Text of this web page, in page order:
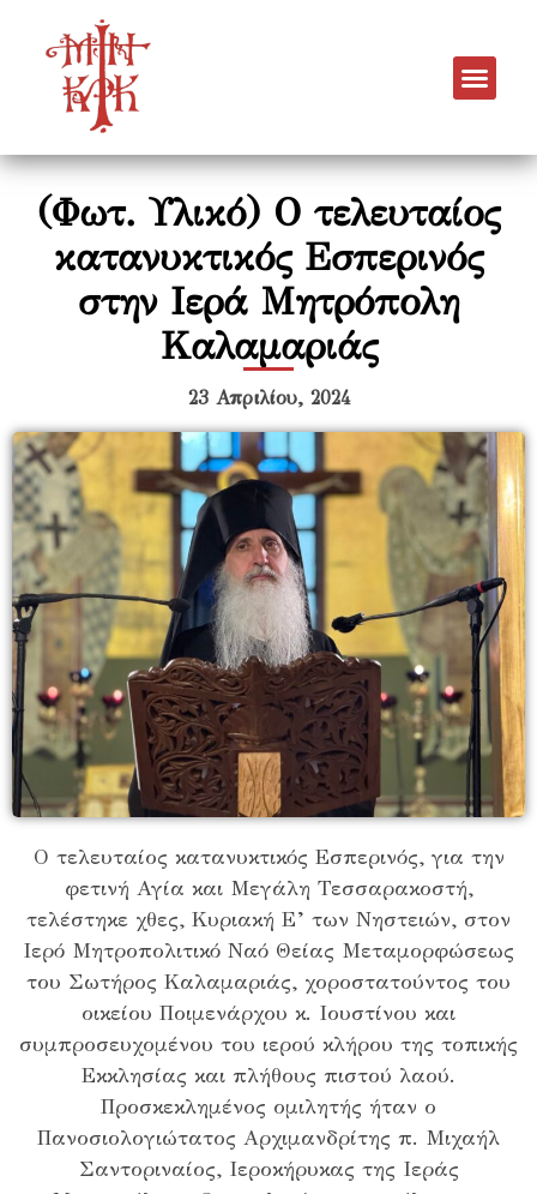
(Φωτ. Υλικό) Ο τελευταίος
κατανυκτικός Εσπερινός
στην Ιερά Μητρόπολη
Καλαμαριάς
23 Απριλίου, 2024
Ο τελευταίος κατανυκτικός Εσπερινός, για την
φετινή Αγία και Μεγάλη Τεσσαρακοστή,
τελέστηκε χθες, Κυριακή Ε’ των Νηστειών, στον
Ιερό Μητροπολιτικό Ναό Θείας Μεταμορφώσεως
του Σωτήρος Καλαμαριάς, χοροστατούντος του
οικείου Ποιμενάρχου κ. Ιουστίνου και
συμπροσευχομένου του ιερού κλήρου της τοπικής
Εκκλησίας και πλήθους πιστού λαού.
Προσκεκλημένος ομιλητής ήταν ο
Πανοσιολογιώτατος Αρχιμανδρίτης π. Μιχαήλ
Σαντοριναίος, Ιεροκήρυκας της Ιεράς